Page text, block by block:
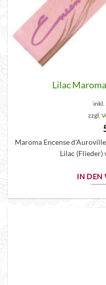
Lilac
inkl.
zzgl.
Maroma Encense
Lilac (Flieder)
IN DEN